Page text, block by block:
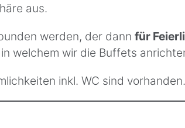
aus.
werden, der dann für
welchem wir die Buffets
inkl. WC sind vorhanden.